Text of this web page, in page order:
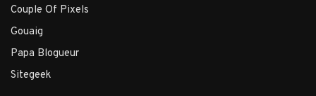
Couple Of Pixels
Gouaig
Papa Blogueur
Sitegeek